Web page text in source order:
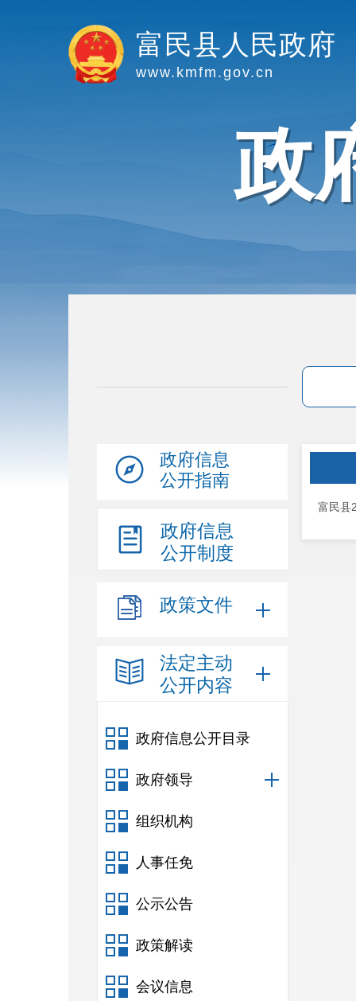
富民县人民政府
www.kmfm.gov.cn
政
政府信息
公开指南
政府信息
公开制度
政策文件
法定主动
公开内容
政府信息公开目录
政府领导
组织机构
人事任免
公示公告
政策解读
会议信息
富民县